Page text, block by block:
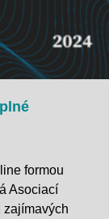
formou
Asociací
zajímavých